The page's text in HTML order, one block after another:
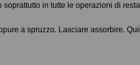
in tutte le operazioni di
a spruzzo. Lasciare assorbire.